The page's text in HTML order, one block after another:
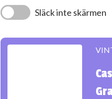
Släck inte skärmen